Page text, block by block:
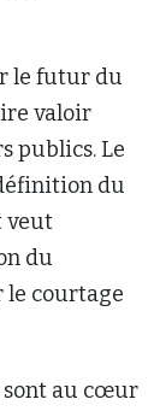
le futur du
valoir
publics. Le
du
veut
du
le courtage
sont au cœur